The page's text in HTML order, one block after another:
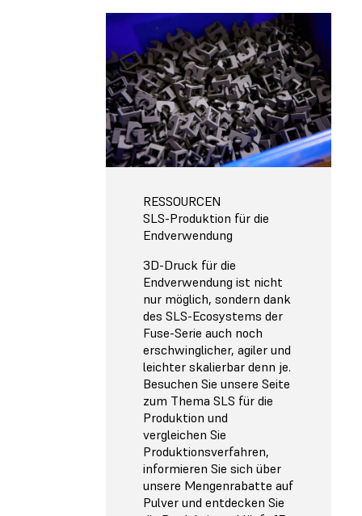
RESSOURCEN
SLS-Produktion für die
Endverwendung
3D-Druck für die
Endverwendung ist nicht
nur möglich, sondern dank
des SLS-Ecosystems der
Fuse-Serie auch noch
erschwinglicher, agiler und
leichter skalierbar denn je.
Besuchen Sie unsere Seite
zum Thema SLS für die
Produktion und
vergleichen Sie
Produktionsverfahren,
informieren Sie sich über
unsere Mengenrabatte auf
Pulver und entdecken Sie